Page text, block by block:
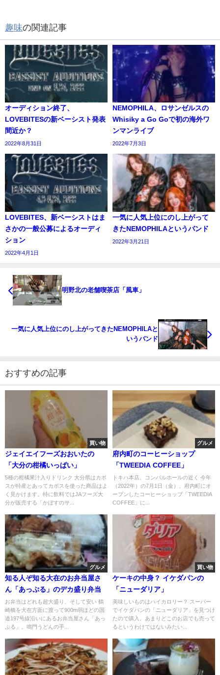
趣味の関連記事
オーディション終了、
LOVEBITESの新ベーシスト発表
間近か？
2022年8月31日
NEMOPHILA、ロサンゼルスの
Whisiky a Go Goで初の海外ワ
ンマンライブ
2022年7月3日
LOVEBITES、新ベーシストはま
さかの一般公募によるオーディ
ション
2022年4月1日
一気に人気上位にのし上がって
きたNEMOPHILAというバンド
2022年3月21日
明野北の老舗喫茶店「風車」
一気に人気上位にのし上がってきたNEMOPHILAと
いうバンド
おすすめの記事
買い物
ジェイエイフーズおおいたの
「大分の柑橘いっぱい」
5種の柑橘果汁入りドリンク 大分県はカボ
スが特産とあってカボスを使った商品はよ
く見かけます。特に飲料ではJAフーズ大
分が販売する「かぼすのサ...
グルメ
府内町のコーヒーショップ
「TWEEDIA COFFEE」
トキハ本店、コンパルホールの近く 今年
（2022年）の7月1日（金）、府内町にオ
ープンしたコーヒーショップ「TWEEDIA
COFFEE」に...
グルメ
知る人ぞ知る大在のお弁当屋さ
ん「あっぷる」のデカ盛り弁当
お弁当はどれも超大盛り、そして安い 鶴
崎橋を大在方面に渡って900m弱ほどの国
道197号線沿いにあるお弁当屋さん「あっ
ぷる」。鳴門うどんの手...
買い物
ケーキの中身？ イケダパンの
「ニューダリア」
美味しいものはハイカロリー？ スーパー
でイケダパンの「ニューダリア」を見つけ
たので購入。あまりどこのお店でも売って
るというわけではないみたい...